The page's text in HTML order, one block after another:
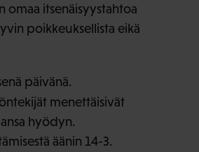
omaa itsenäisyystahtoa
poikkeuksellista eikä
päivänä.
menettäisivät
hyödyn.
äänin 14-3.